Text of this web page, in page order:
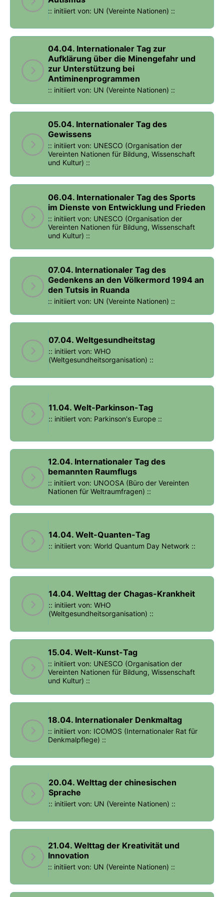
:: initiiert von: UN (Vereinte Nationen) ::
04.04. Internationaler Tag zur
Aufklärung über die Minengefahr und
zur Unterstützung bei
Antiminenprogrammen
:: initiiert von: UN (Vereinte Nationen) ::
05.04. Internationaler Tag des
Gewissens
:: initiiert von: UNESCO (Organisation der
Vereinten Nationen für Bildung, Wissenschaft
und Kultur) ::
06.04. Internationaler Tag des Sports
im Dienste von Entwicklung und Frieden
:: initiiert von: UNESCO (Organisation der
Vereinten Nationen für Bildung, Wissenschaft
und Kultur) ::
07.04. Internationaler Tag des
Gedenkens an den Völkermord 1994 an
den Tutsis in Ruanda
:: initiiert von: UN (Vereinte Nationen) ::
07.04. Weltgesundheitstag
:: initiiert von: WHO
(Weltgesundheitsorganisation) ::
11.04. Welt-Parkinson-Tag
:: initiiert von: Parkinson's Europe ::
12.04. Internationaler Tag des
bemannten Raumflugs
:: initiiert von: UNOOSA (Büro der Vereinten
Nationen für Weltraumfragen) ::
14.04. Welt-Quanten-Tag
:: initiiert von: World Quantum Day Network ::
14.04. Welttag der Chagas-Krankheit
:: initiiert von: WHO
(Weltgesundheitsorganisation) ::
15.04. Welt-Kunst-Tag
:: initiiert von: UNESCO (Organisation der
Vereinten Nationen für Bildung, Wissenschaft
und Kultur) ::
18.04. Internationaler Denkmaltag
:: initiiert von: ICOMOS (Internationaler Rat für
Denkmalpflege) ::
20.04. Welttag der chinesischen
Sprache
:: initiiert von: UN (Vereinte Nationen) ::
21.04. Welttag der Kreativität und
Innovation
:: initiiert von: UN (Vereinte Nationen) ::